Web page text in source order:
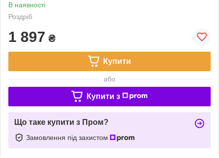
В наявності
Роздріб
1 897 ₴
Купити
або
Купити з
Що таке купити з Пром?
Замовлення під захистом